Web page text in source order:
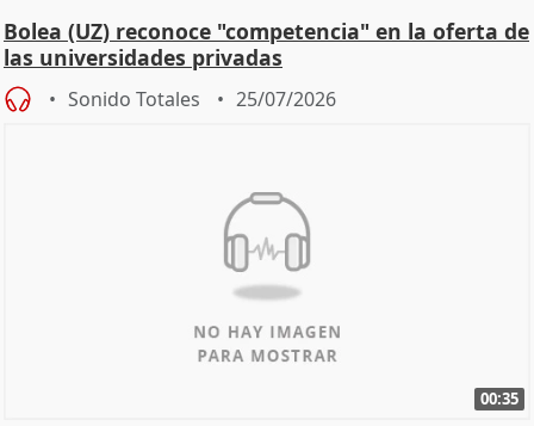
Bolea (UZ) reconoce "competencia" en la oferta de
las universidades privadas
Sonido Totales 25/07/2026
00:35